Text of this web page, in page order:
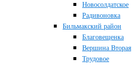
Новосолдатское
Радивоновка
Бильмакский район
Благовещенка
Вершина Вторая
Трудовое